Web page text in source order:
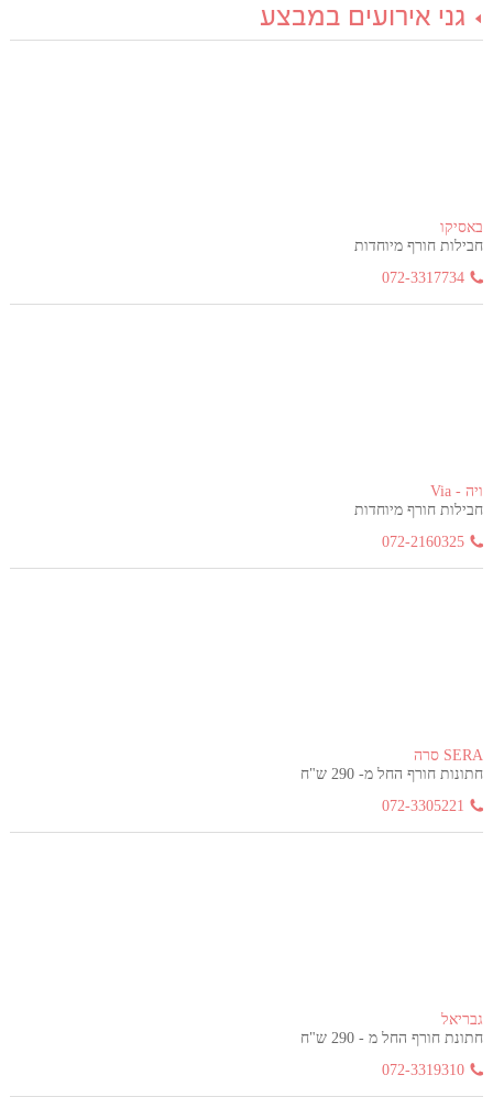
גני אירועים במבצע
באסיקו
חבילות חורף מיוחדות
072-3317734
ויה - Via
חבילות חורף מיוחדות
072-2160325
SERA סרה
חתונות חורף החל מ- 290 ש"ח
072-3305221
גבריאל
חתונת חורף החל מ - 290 ש"ח
072-3319310